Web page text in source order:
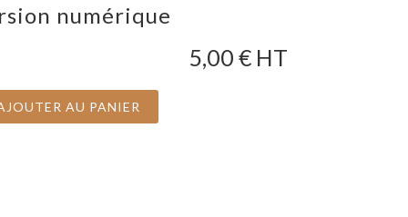
numérique
5,00 € HT
AU PANIER